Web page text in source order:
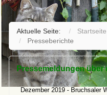
Aktuelle Seite: Startseite
Presseberichte
Pressemeldungen über
Dezember 2019 - Bruchsaler